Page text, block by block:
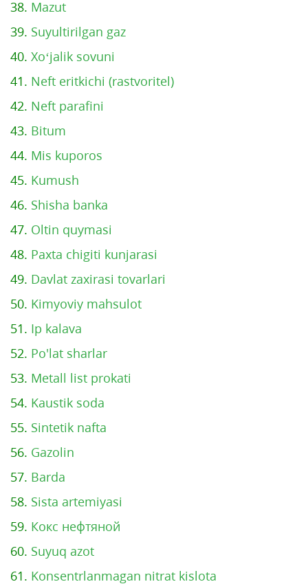
38. Mazut
39. Suyultirilgan gaz
40. Xo‘jalik sovuni
41. Neft eritkichi (rastvoritel)
42. Neft parafini
43. Bitum
44. Mis kuporos
45. Kumush
46. Shisha banka
47. Oltin quymasi
48. Paxta chigiti kunjarasi
49. Davlat zaxirasi tovarlari
50. Kimyoviy mahsulot
51. Ip kalava
52. Po'lat sharlar
53. Metall list prokati
54. Kaustik soda
55. Sintetik nafta
56. Gazolin
57. Barda
58. Sista artemiyasi
59. Кокс нефтяной
60. Suyuq azot
61. Konsentrlanmagan nitrat kislota